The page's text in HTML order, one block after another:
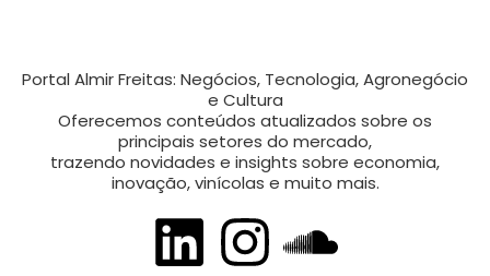
Portal Almir Freitas: Negócios, Tecnologia, Agronegócio
e Cultura
Oferecemos conteúdos atualizados sobre os
principais setores do mercado,
trazendo novidades e insights sobre economia,
inovação, vinícolas e muito mais.